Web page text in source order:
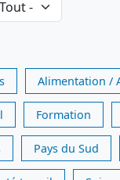
Alimentation /
Formation
Pays du Sud